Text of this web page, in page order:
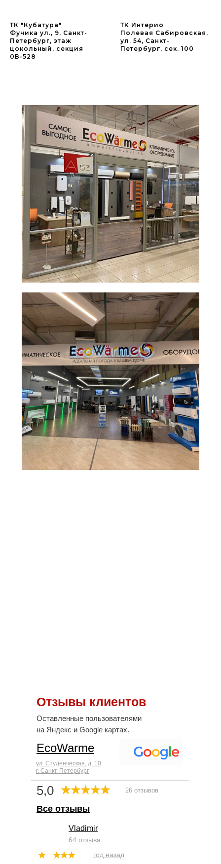
ТК "Кубатура"
Фучика ул., 9, Санкт-
Петербург, этаж
цокольный, секция
0В-528
ТК Интерио
Полевая Сабировская,
ул. 54, Санкт-
Петербург, сек. 100
Отзывы клиентов
Оставленные пользователями
на Яндекс и Google картах.
5,0 26 отзывов
ул. Студенческая, д. 10
г. Санкт-Петербург
EcoWarme
год назад
Vladimir
64 отзыва
Все отзывы